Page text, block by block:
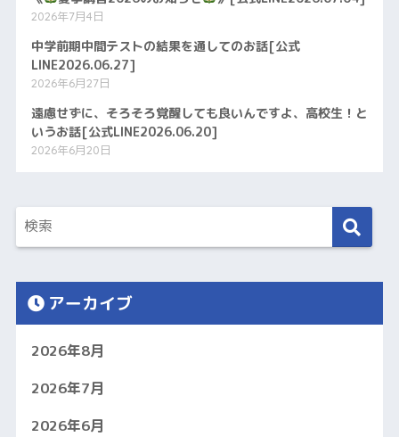
2026年7月4日
中学前期中間テストの結果を通してのお話[公式
LINE2026.06.27]
2026年6月27日
遠慮せずに、そろそろ覚醒しても良いんですよ、高校生！と
いうお話[公式LINE2026.06.20]
2026年6月20日
アーカイブ
2026年8月
2026年7月
2026年6月